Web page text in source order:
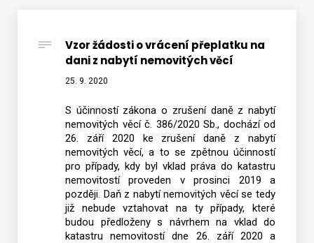
Vyhledat na webu
Vzor žádosti o vrácení přeplatku na
dani z nabytí nemovitých věcí
25. 9. 2020
S účinností zákona o zrušení daně z nabytí
nemovitých věcí č. 386/2020 Sb., dochází od
26. září 2020 ke zrušení daně z nabytí
nemovitých věcí, a to se zpětnou účinností
pro případy, kdy byl vklad práva do katastru
nemovitostí proveden v prosinci 2019 a
později. Daň z nabytí nemovitých věcí se tedy
již nebude vztahovat na ty případy, které
budou předloženy s návrhem na vklad do
katastru nemovitostí dne 26. září 2020 a